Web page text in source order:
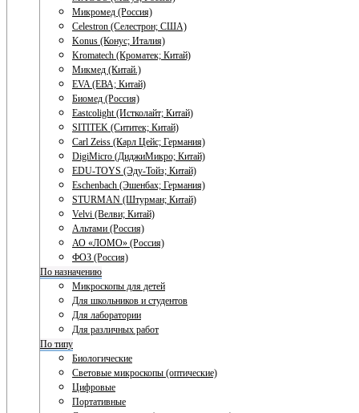
Микромед (Россия)
Celestron (Селестрон; США)
Konus (Конус; Италия)
Kromatech (Кроматек; Китай)
Микмед (Китай.)
EVA (ЕВА; Китай)
Биомед (Россия)
Eastcolight (Истколайт; Китай)
SITITEK (Сититек; Китай)
Carl Zeiss (Карл Цейс; Германия)
DigiMicro (ДиджиМикро; Китай)
EDU-TOYS (Эду-Тойз; Китай)
Eschenbach (Эшенбах; Германия)
STURMAN (Штурман; Китай)
Velvi (Велви; Китай)
Альтами (Россия)
АО «ЛОМО» (Россия)
ФОЗ (Россия)
По назначению
Микроскопы для детей
Для школьников и студентов
Для лаборатории
Для различных работ
По типу
Биологические
Световые микроскопы (оптические)
Цифровые
Портативные